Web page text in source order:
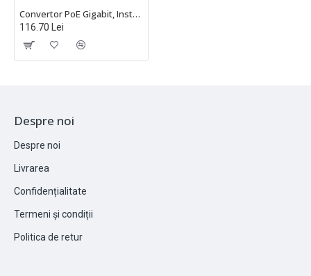
Convertor PoE Gigabit, Instant PoE Converter, Outdoor, Ubiquiti, Compatibil cu UniFi și airMAX - INS-3AF-O-G
116.70 Lei
Despre noi
Despre noi
Livrarea
Confidențialitate
Termeni și condiții
Politica de retur